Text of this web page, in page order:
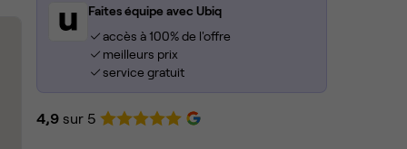
Faites équipe avec Ubiq
accès à 100% de l'offre
meilleurs prix
service gratuit
4,9 sur 5